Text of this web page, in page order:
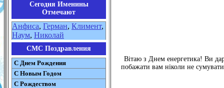
Сегодня Именины
Отмечают
Анфиса, Герман, Климент,
Наум, Николай
СМС Поздравления
С Днем Рождения
С Новым Годом
С Рождеством
Вітаю з Днем енергетика! Ви
побажати вам ніколи не